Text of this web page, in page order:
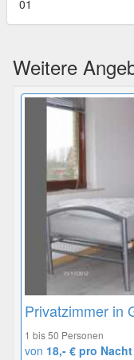
01
Weitere
Privatzimmer in
1 bis 50 Personen
von 18,- € pro Nacht